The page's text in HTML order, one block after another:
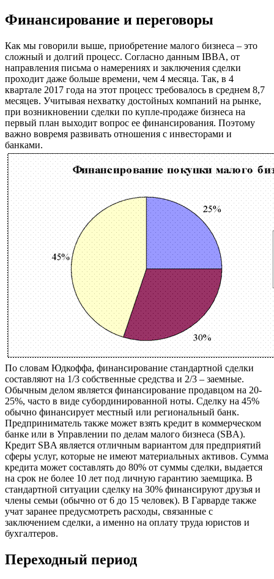
Финансирование и переговоры
Как мы говорили выше, приобретение малого бизнеса – это
сложный и долгий процесс. Согласно данным IBBA, от
направления письма о намерениях и заключения сделки
проходит даже больше времени, чем 4 месяца. Так, в 4
квартале 2017 года на этот процесс требовалось в среднем 8,7
месяцев. Учитывая нехватку достойных компаний на рынке,
при возникновении сделки по купле-продаже бизнеса на
первый план выходит вопрос ее финансирования. Поэтому
важно вовремя развивать отношения с инвесторами и
банками.
По словам Юдкоффа, финансирование стандартной сделки
составляют на 1/3 собственные средства и 2/3 – заемные.
Обычным делом является финансирование продавцом на 20-
25%, часто в виде субординированной ноты. Сделку на 45%
обычно финансирует местный или региональный банк.
Предприниматель также может взять кредит в коммерческом
банке или в Управлении по делам малого бизнеса (SBA).
Кредит SBA является отличным вариантом для предприятий
сферы услуг, которые не имеют материальных активов. Сумма
кредита может составлять до 80% от суммы сделки, выдается
на срок не более 10 лет под личную гарантию заемщика. В
стандартной ситуации сделку на 30% финансируют друзья и
члены семьи (обычно от 6 до 15 человек). В Гарварде также
учат заранее предусмотреть расходы, связанные с
заключением сделки, а именно на оплату труда юристов и
бухгалтеров.
Переходный период